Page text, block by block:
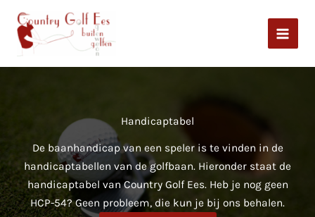
naar
Handicaptabel
De baanhandicap van een speler is te vinden in de
handicaptabellen van de golfbaan. Hieronder staat de
handicaptabel van Country Golf Ees. Heb je nog geen
HCP-54? Geen probleem, die kun je bij ons behalen.